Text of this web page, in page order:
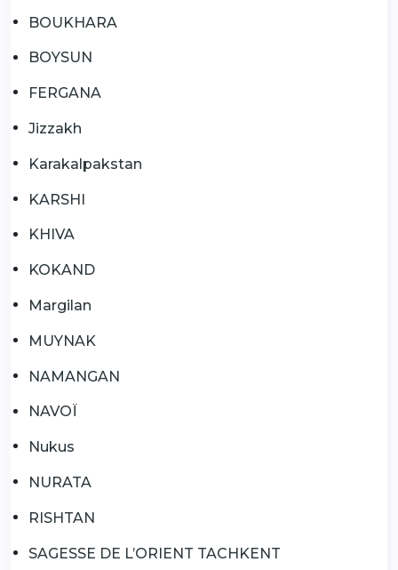
BOUKHARA
BOYSUN
FERGANA
Jizzakh
Karakalpakstan
KARSHI
KHIVA
KOKAND
Margilan
MUYNAK
NAMANGAN
NAVOÏ
Nukus
NURATA
RISHTAN
SAGESSE DE L’ORIENT TACHKENT